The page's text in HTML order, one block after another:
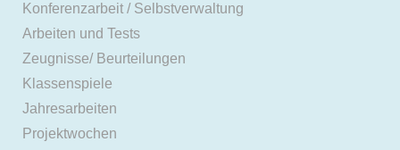
Konferenzarbeit / Selbstverwaltung
Arbeiten und Tests
Zeugnisse/ Beurteilungen
Klassenspiele
Jahresarbeiten
Projektwochen